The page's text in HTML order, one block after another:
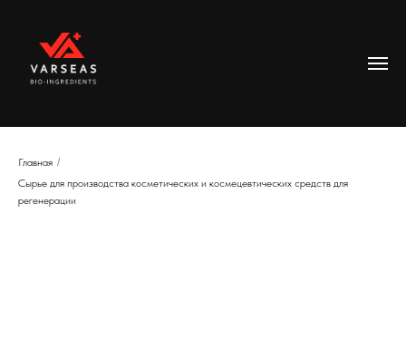
Главная /
Сырье для производства косметических и космецевтических средств для
регенерации